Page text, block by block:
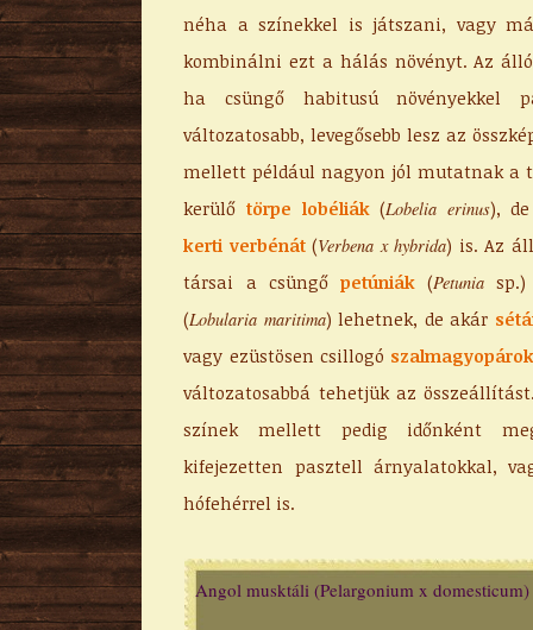
néha a színekkel is játszani, vagy
kombinálni ezt a hálás növényt. Az
ha csüngő habitusú növényekkel
változatosabb, levegősebb lesz az
mellett például nagyon jól mutatnak a
kerülőtörpe lobéliák(Lobelia erinus),
kerti verbénát(Verbena x hybrida) is. Az
társai a csüngő petúniák(Petunia
(Lobularia maritima) lehetnek, de akár
vagy ezüstösen csillogó
változatosabbá tehetjük az
színek mellett pedig időnként
kifejezetten pasztell árnyalatokkal,
hófehérrel is.
Angol musktáli (Pelargonium x domesticum)